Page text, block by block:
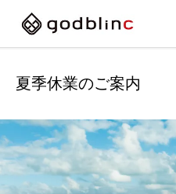
夏季休業のご案内